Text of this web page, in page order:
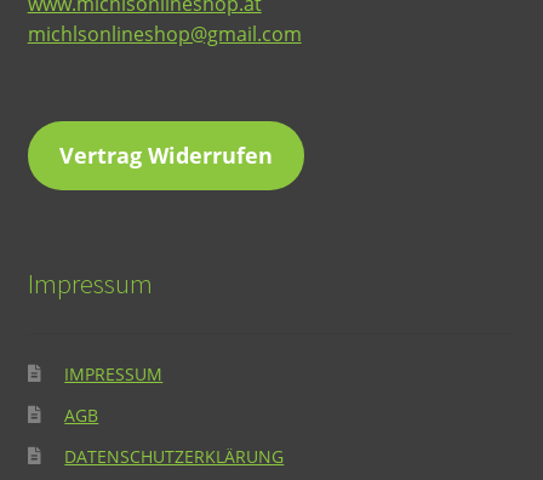
michlsonlineshop@gmail.com
Vertrag Widerrufen
Impressum
IMPRESSUM
AGB
DATENSCHUTZERKLÄRUNG